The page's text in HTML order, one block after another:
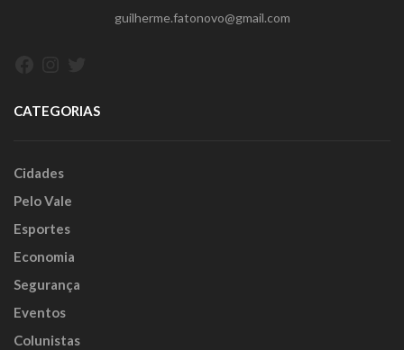
guilherme.fatonovo@gmail.com
CATEGORIAS
Cidades
Pelo Vale
Esportes
Economia
Segurança
Eventos
Colunistas